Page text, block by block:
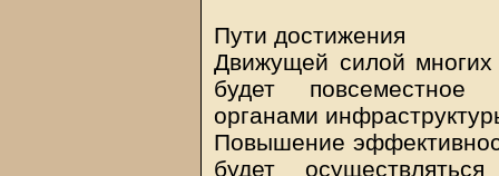
Пути достижения
Движущей силой многих
будет повсеместное
органами
Повышение
будет